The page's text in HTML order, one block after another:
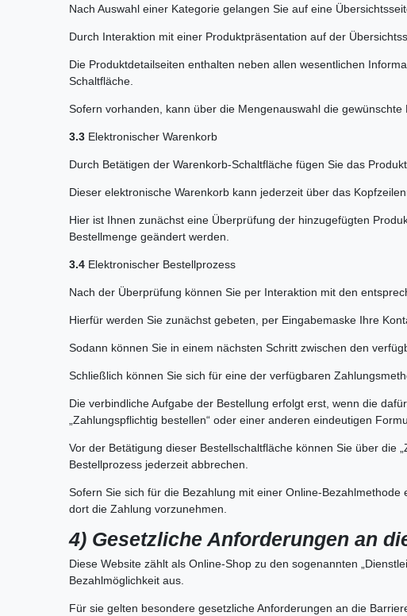
Nach Auswahl einer Kategorie gelangen Sie auf eine
Durch Interaktion mit einer Produktpräsentation auf der
Die Produktdetailseiten enthalten neben allen wesentlichen
Schaltfläche.
Sofern vorhanden, kann über die Mengenauswahl die
3.3 Elektronischer Warenkorb
Durch Betätigen der Warenkorb-Schaltfläche fügen Sie das
Dieser elektronische Warenkorb kann jederzeit über das
Hier ist Ihnen zunächst eine Überprüfung der hinzugefügten
Bestellmenge geändert werden.
3.4 Elektronischer Bestellprozess
Nach der Überprüfung können Sie per Interaktion mit den
Hierfür werden Sie zunächst gebeten, per Eingabemaske Ihre
Sodann können Sie in einem nächsten Schritt zwischen den
Schließlich können Sie sich für eine der verfügbaren
Die verbindliche Aufgabe der Bestellung erfolgt erst, wenn die
„Zahlungspflichtig bestellen“ oder einer anderen eindeutigen
Vor der Betätigung dieser Bestellschaltfläche können Sie über die
Bestellprozess jederzeit abbrechen.
Sofern Sie sich für die Bezahlung mit einer Online-
dort die Zahlung vorzunehmen.
4) Gesetzliche Anforderungen an
Diese Website zählt als Online-Shop zu den sogenannten
Bezahlmöglichkeit aus.
Für sie gelten besondere gesetzliche Anforderungen an die